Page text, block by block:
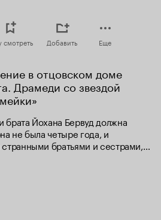
смотреть Добавить Еще
в отцовском доме
Драмеди со звездой
брата Йохана Бервуд должна
не была четыре года, и
братьями и сестрами,
потеряла связь, и со своим